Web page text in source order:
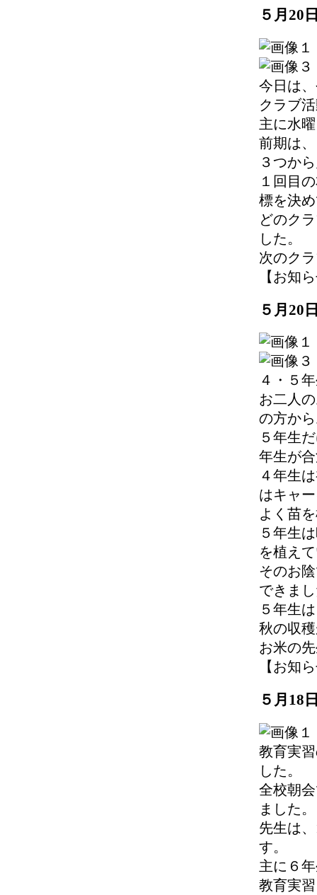
５月20
今日は
クラブ
主に水
前期は
３つか
１回目
標を決
どのク
した。
次のク
【お知
５月20
４・５
お二人
の方か
５年生
年生が
４年生
はキャ
よく苗
５年生
を植え
そのお
できま
５年生
秋の収
お米の
【お知
５月18
教育実
した。
全校朝
ました。
先生は
す。
主に６
教育実